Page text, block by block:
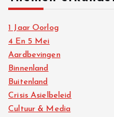
1 Jaar Oorlog
4 En 5 Mei
Aardbevingen
Binnenland
Buitenland
Crisis Asielbeleid
Cultuur & Media